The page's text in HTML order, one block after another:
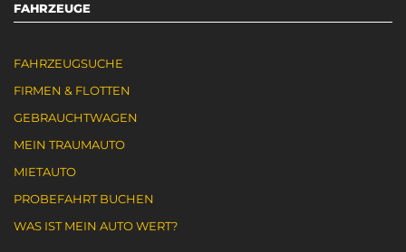
FAHRZEUGE
FAHRZEUGSUCHE
FIRMEN & FLOTTEN
GEBRAUCHTWAGEN
MEIN TRAUMAUTO
MIETAUTO
PROBEFAHRT BUCHEN
WAS IST MEIN AUTO WERT?